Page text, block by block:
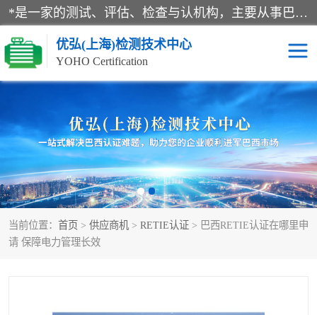
*是一家的测试、评估、检查与认机构，主要从事巴西NR10认证、NR12认证、NR13认证；ANATEL认证、INMTRO认证，欧盟CE认证：MD认证，PED认证，MID认证，ATEX认证，德国蓝色天使认证。
优弘(上海)检测技术中心
YOHO Certification
当前位置： 首页 > 供应商机 > RETIE认证 > 巴西RETIE认证在哪里申
请 保障电力管理长效
RECYCLASS认证 NR10认证
NR12认证 NR13认证
ART认证 巴西NR认证
巴西认证 RETIE认证